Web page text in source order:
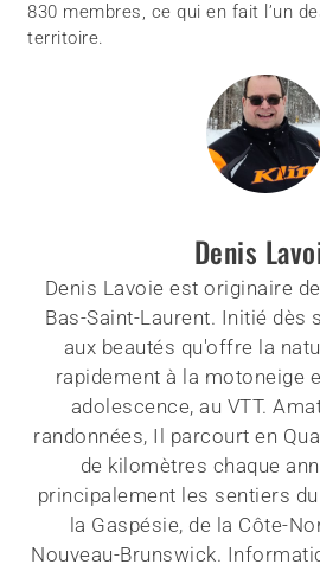
830 membres, ce qui en fait l’un
territoire.
Denis
Denis Lavoie est originaire
Bas-Saint-Laurent. Initié dès
aux beautés qu'offre la
rapidement à la motoneige
adolescence, au VTT.
randonnées, Il parcourt en
de kilomètres chaque
principalement les sentiers
la Gaspésie, de la Côte-
Nouveau-Brunswick.